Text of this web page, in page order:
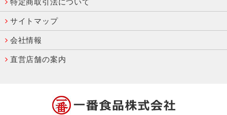
サイトマップ
会社情報
直営店舗の案内